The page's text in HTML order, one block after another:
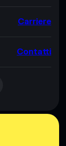
Carriere
Contatti